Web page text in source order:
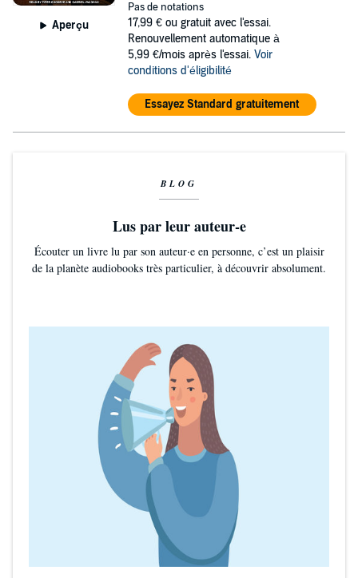
Aperçu
Pas de notations
17,99 € ou gratuit avec l'essai.
Renouvellement automatique à
5,99 €/mois après l'essai. Voir
conditions d'éligibilité
Essayez Standard gratuitement
BLOG
Lus par leur auteur-e
Écouter un livre lu par son auteur·e en personne, c’est un plaisir
de la planète audiobooks très particulier, à découvrir absolument.